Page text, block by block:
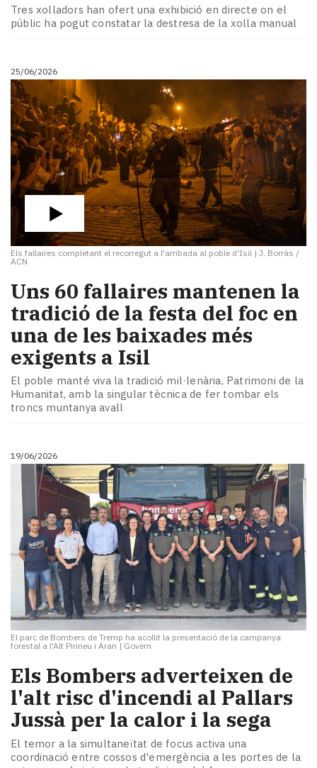
Tres xolladors han ofert una exhibició en directe on el
públic ha pogut constatar la destresa de la xolla manual
25/06/2026
Els fallaires completant el recorregut a l'arribada al poble d'Isil | J. Borràs /
ACN
Uns 60 fallaires mantenen la
tradició de la festa del foc en
una de les baixades més
exigents a Isil
El poble manté viva la tradició mil·lenària, Patrimoni de la
Humanitat, amb la singular tècnica de fer tombar els
troncs muntanya avall
19/06/2026
El parc de Bombers de Tremp ha acollit la presentació de la campanya
forestal a l'Alt Pirineu i Aran | Govern
Els Bombers adverteixen de
l'alt risc d'incendi al Pallars
Jussà per la calor i la sega
El temor a la simultaneïtat de focus activa una
coordinació entre cossos d'emergència a les portes de la